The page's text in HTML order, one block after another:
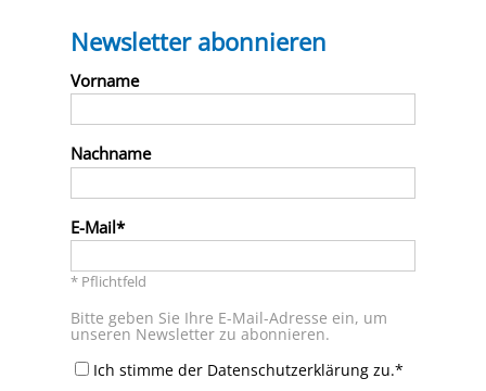
Newsletter abonnieren
Vorname
Nachname
E-Mail
* Pflichtfeld
Bitte geben Sie Ihre E-Mail-Adresse ein, um
unseren Newsletter zu abonnieren.
Ich stimme der Datenschutzerklärung zu.*